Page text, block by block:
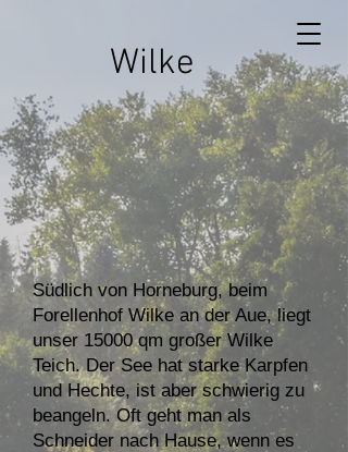
Wilke
Südlich von Horneburg, beim
Forellenhof Wilke an der Aue, liegt
unser 15000 qm großer Wilke
Teich. Der See hat starke Karpfen
und Hechte, ist aber schwierig zu
beangeln. Oft geht man als
Schneider nach Hause, wenn es